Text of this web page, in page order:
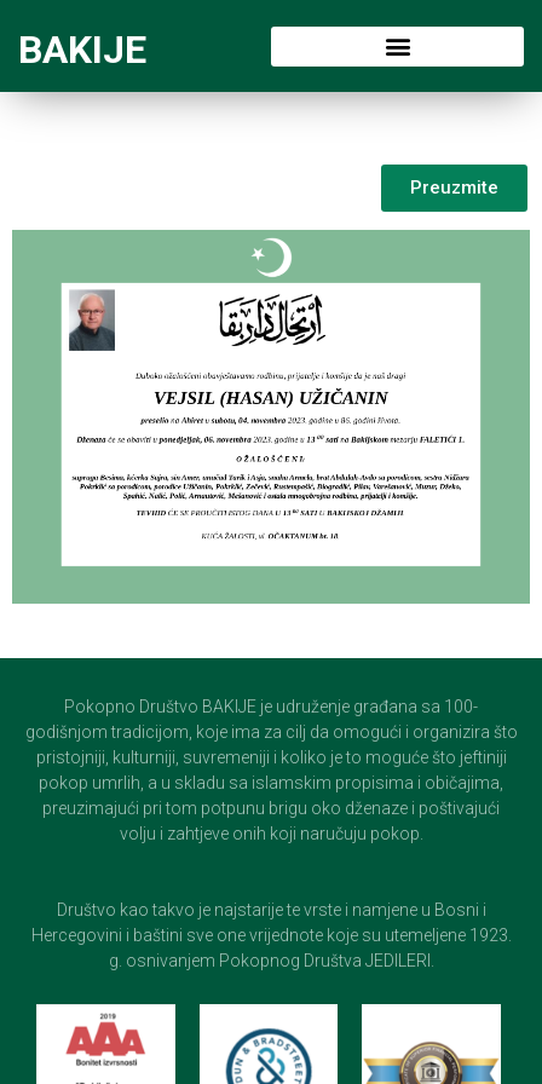
BAKIJE
Preuzmite
Pokopno Društvo BAKIJE je udruženje građana sa 100-
godišnjom tradicijom, koje ima za cilj da omogući i organizira što
pristojniji, kulturniji, suvremeniji i koliko je to moguće što jeftiniji
pokop umrlih, a u skladu sa islamskim propisima i običajima,
preuzimajući pri tom potpunu brigu oko dženaze i poštivajući
volju i zahtjeve onih koji naručuju pokop.
Društvo kao takvo je najstarije te vrste i namjene u Bosni i
Hercegovini i baštini sve one vrijednote koje su utemeljene 1923.
g. osnivanjem Pokopnog Društva JEDILERI.